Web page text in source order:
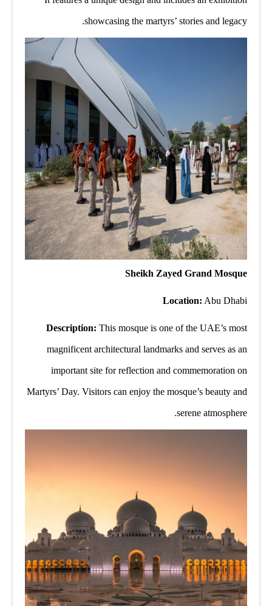
showcasing the martyrs’ stories and legacy.
Sheikh Zayed Grand Mosque
Location: Abu Dhabi
Description: This mosque is one of the UAE’s most
magnificent architectural landmarks and serves as an
important site for reflection and commemoration on
Martyrs’ Day. Visitors can enjoy the mosque’s beauty and
serene atmosphere.